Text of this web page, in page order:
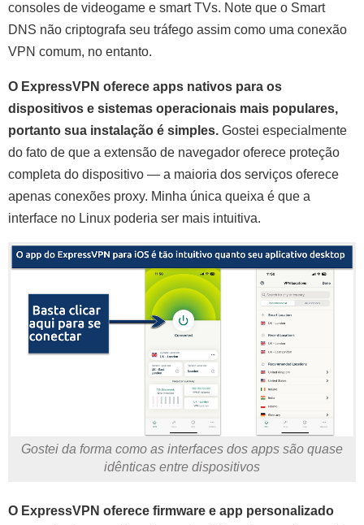
consoles de videogame e smart TVs. Note que o Smart
DNS não criptografa seu tráfego assim como uma conexão
VPN comum, no entanto.
O ExpressVPN oferece apps nativos para os
dispositivos e sistemas operacionais mais populares,
portanto sua instalação é simples. Gostei especialmente
do fato de que a extensão de navegador oferece proteção
completa do dispositivo — a maioria dos serviços oferece
apenas conexões proxy. Minha única queixa é que a
interface no Linux poderia ser mais intuitiva.
Gostei da forma como as interfaces dos apps são quase
idênticas entre dispositivos
O ExpressVPN oferece firmware e app personalizado